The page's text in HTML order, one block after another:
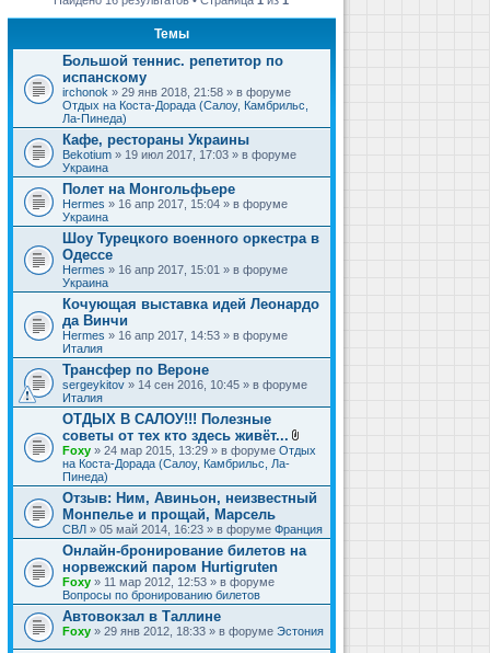
Темы
Большой теннис. репетитор по
испанскому
irchonok » 29 янв 2018, 21:58 » в форуме
Отдых на Коста-Дорада (Салоу, Камбрильс,
Ла-Пинеда)
Кафе, рестораны Украины
Bekotium » 19 июл 2017, 17:03 » в форуме
Украина
Полет на Монгольфьере
Hermes » 16 апр 2017, 15:04 » в форуме
Украина
Шоу Турецкого военного оркестра в
Одессе
Hermes » 16 апр 2017, 15:01 » в форуме
Украина
Кочующая выставка идей Леонардо
да Винчи
Hermes » 16 апр 2017, 14:53 » в форуме
Италия
Трансфер по Вероне
sergeykitov » 14 сен 2016, 10:45 » в форуме
Италия
ОТДЫХ В САЛОУ!!! Полезные
советы от тех кто здесь живёт...
В
л
ж
е
и
я
Foxy » 24 мар 2015, 13:29 » в форуме Отдых
на Коста-Дорада (Салоу, Камбрильс, Ла-
Пинеда)
Отзыв: Ним, Авиньон, неизвестный
Монпелье и прощай, Марсель
СВЛ » 05 май 2014, 16:23 » в форуме Франция
Онлайн-бронирование билетов на
норвежский паром Hurtigruten
Foxy » 11 мар 2012, 12:53 » в форуме
Вопросы по бронированию билетов
Автовокзал в Таллине
Foxy » 29 янв 2012, 18:33 » в форуме Эстония